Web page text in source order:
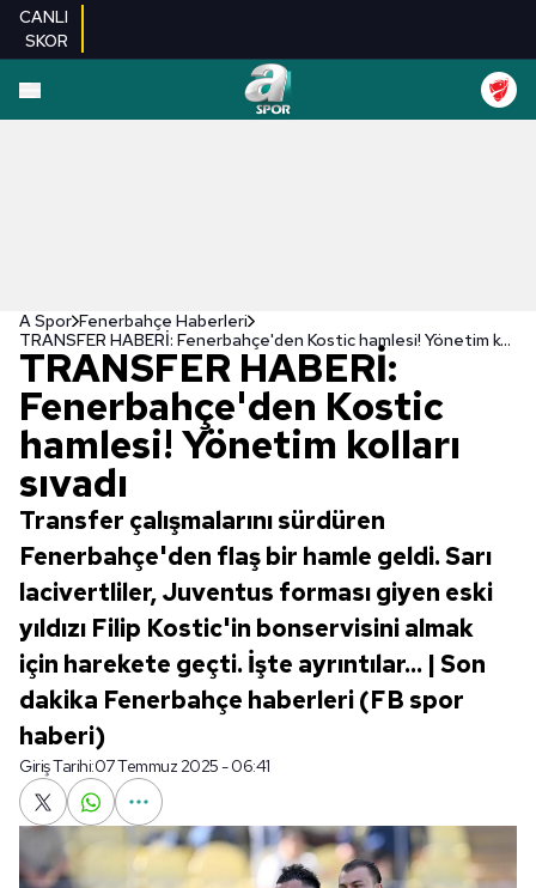
CANLI
SKOR
A Spor Fenerbahçe Haberleri
TRANSFER HABERİ: Fenerbahçe'den Kostic hamlesi! Yönetim kolları sıvadı
TRANSFER HABERİ:
Fenerbahçe'den Kostic
hamlesi! Yönetim kolları
sıvadı
Transfer çalışmalarını sürdüren
Fenerbahçe'den flaş bir hamle geldi. Sarı
lacivertliler, Juventus forması giyen eski
yıldızı Filip Kostic'in bonservisini almak
için harekete geçti. İşte ayrıntılar... | Son
dakika Fenerbahçe haberleri (FB spor
haberi)
Giriş Tarihi:07 Temmuz 2025 - 06:41